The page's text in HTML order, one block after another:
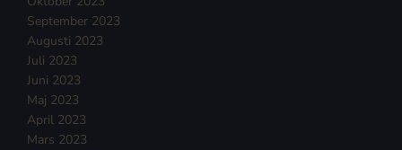
September 2023
Augusti 2023
Juli 2023
Juni 2023
Maj 2023
April 2023
Mars 2023